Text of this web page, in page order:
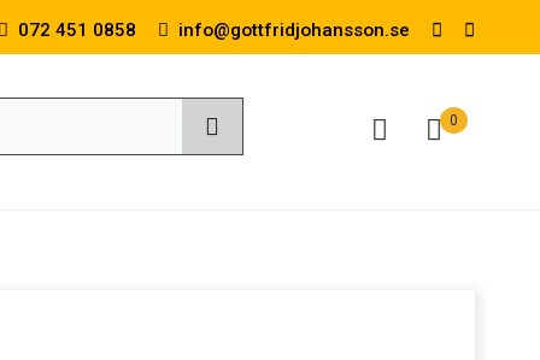
072 451 0858 info@gottfridjohansson.se
0